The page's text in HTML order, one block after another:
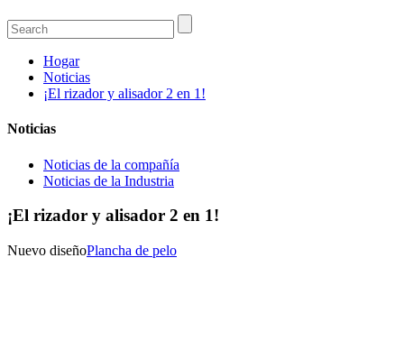
Hogar
Noticias
¡El rizador y alisador 2 en 1!
Noticias
Noticias de la compañía
Noticias de la Industria
¡El rizador y alisador 2 en 1!
Nuevo diseñoPlancha de pelo